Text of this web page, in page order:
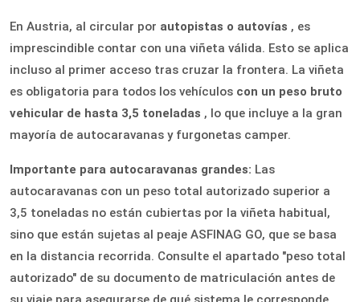
En Austria, al circular por autopistas o autovías , es
imprescindible contar con una viñeta válida. Esto se aplica
incluso al primer acceso tras cruzar la frontera. La viñeta
es obligatoria para todos los vehículos con un peso bruto
vehicular de hasta 3,5 toneladas , lo que incluye a la gran
mayoría de autocaravanas y furgonetas camper.
Importante para autocaravanas grandes: Las
autocaravanas con un peso total autorizado superior a
3,5 toneladas no están cubiertas por la viñeta habitual,
sino que están sujetas al peaje ASFINAG GO, que se basa
en la distancia recorrida. Consulte el apartado "peso total
autorizado" de su documento de matriculación antes de